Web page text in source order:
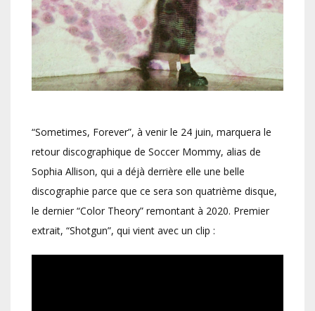
“Sometimes, Forever”, à venir le 24 juin, marquera le
retour discographique de Soccer Mommy, alias de
Sophia Allison, qui a déjà derrière elle une belle
discographie parce que ce sera son quatrième disque,
le dernier “Color Theory” remontant à 2020. Premier
extrait, “Shotgun”, qui vient avec un clip :